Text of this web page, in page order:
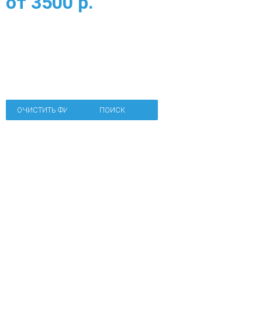
ОЧИСТИТЬ ФИЛЬТР ПОИСК